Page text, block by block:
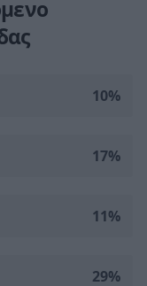
10%
17%
11%
29%